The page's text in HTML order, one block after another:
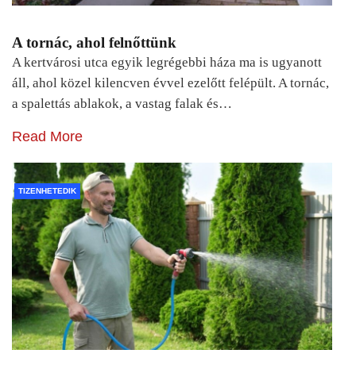
A tornác, ahol felnőttünk
A kertvárosi utca egyik legrégebbi háza ma is ugyanott
áll, ahol közel kilencven évvel ezelőtt felépült. A tornác,
a spalettás ablakok, a vastag falak és…
Read More
TIZENHETEDIK